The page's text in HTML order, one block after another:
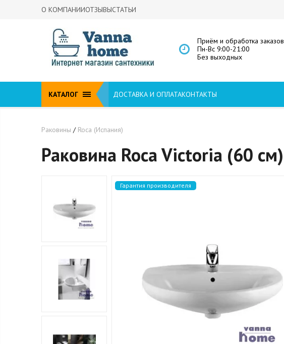
О КОМПАНИИОТЗЫВЫСТАТЬИ
Приём и обработка заказов
Пн-Вс 9:00-21:00
Без выходных
КАТАЛОГ ДОСТАВКА И ОПЛАТАКОНТАКТЫ
Раковины / Roca (Испания)
Раковина Roca Victoria (60 см)
Гарантия производителя